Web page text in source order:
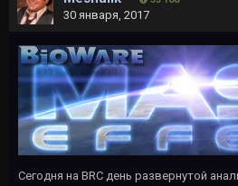
30 января, 2017
Сегодня на BRC день развернутой